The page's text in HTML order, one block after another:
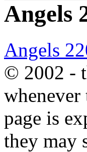
Angels
Angels
© 2002 -
page is
they may